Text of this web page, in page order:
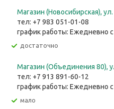
Магазин (Новосибирская),
тел: +7 983 051-01-08
график работы: Ежедневно
Достаточно
Магазин (Объединения 80),
тел: +7 913 891-60-12
график работы: Ежедневно
Мало